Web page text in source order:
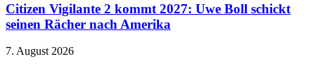
Citizen Vigilante 2 kommt 2027: Uwe Boll schickt
seinen Rächer nach Amerika
7. August 2026